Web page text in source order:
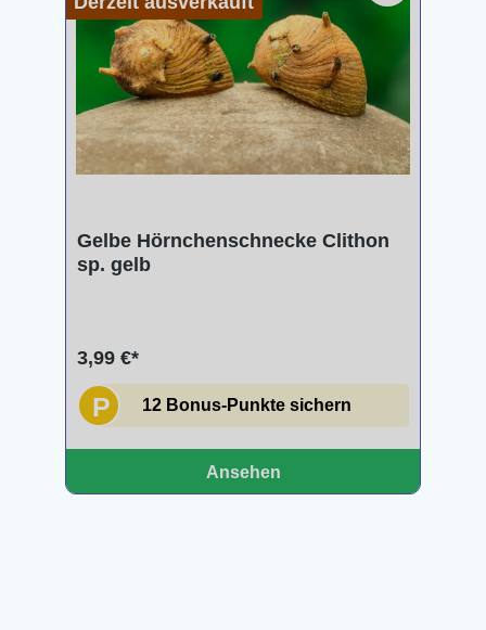
Gelbe Hörnchenschnecke Clithon
sp. gelb
3,99 €*
P 12 Bonus-Punkte sichern
Ansehen